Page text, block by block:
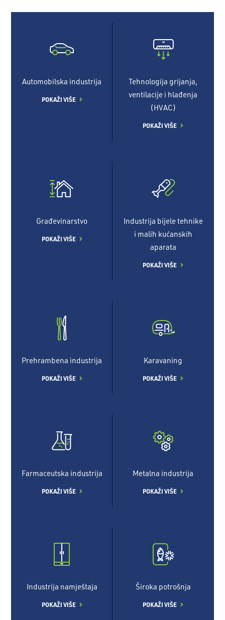
Automobilska industrija
POKAŽI VIŠE
Tehnologija grijanja,
ventilacije i hlađenja
(HVAC)
POKAŽI VIŠE
Građevinarstvo
POKAŽI VIŠE
Industrija bijele tehnike
i malih kućanskih
aparata
POKAŽI VIŠE
Prehrambena industrija
POKAŽI VIŠE
Karavaning
POKAŽI VIŠE
Farmaceutska industrija
POKAŽI VIŠE
Metalna industrija
POKAŽI VIŠE
Industrija namještaja
POKAŽI VIŠE
Široka potrošnja
POKAŽI VIŠE